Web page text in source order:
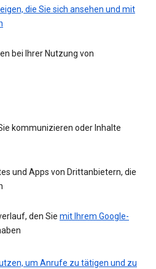
die Sie sich ansehen und mit
bei Ihrer Nutzung von
kommunizieren oder Inhalte
und Apps von Drittanbietern, die
den Sie mit Ihrem Google-
um Anrufe zu tätigen und zu